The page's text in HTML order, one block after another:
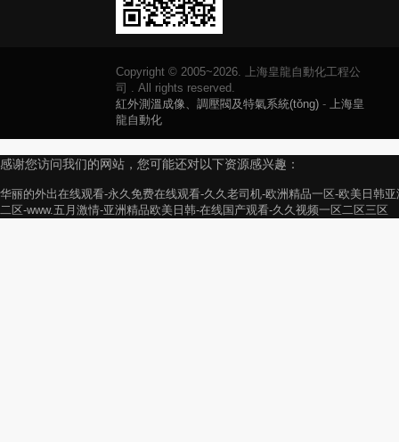
Copyright © 2005~2026. 上海皇龍自動化工程公
司 . All rights reserved.
紅外測溫成像、調壓閥及特氣系統(tǒng) - 上海皇
龍自動化
感谢您访问我们的网站，您可能还对以下资源感兴趣：
华丽的外出在线观看-永久免费在线观看-久久老司机-欧洲精品一区-欧美日韩
二区-www.五月激情-亚洲精品欧美日韩-在线国产观看-久久视频一区二区三区